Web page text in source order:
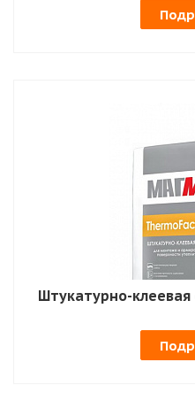
Штукатурно-клеевая